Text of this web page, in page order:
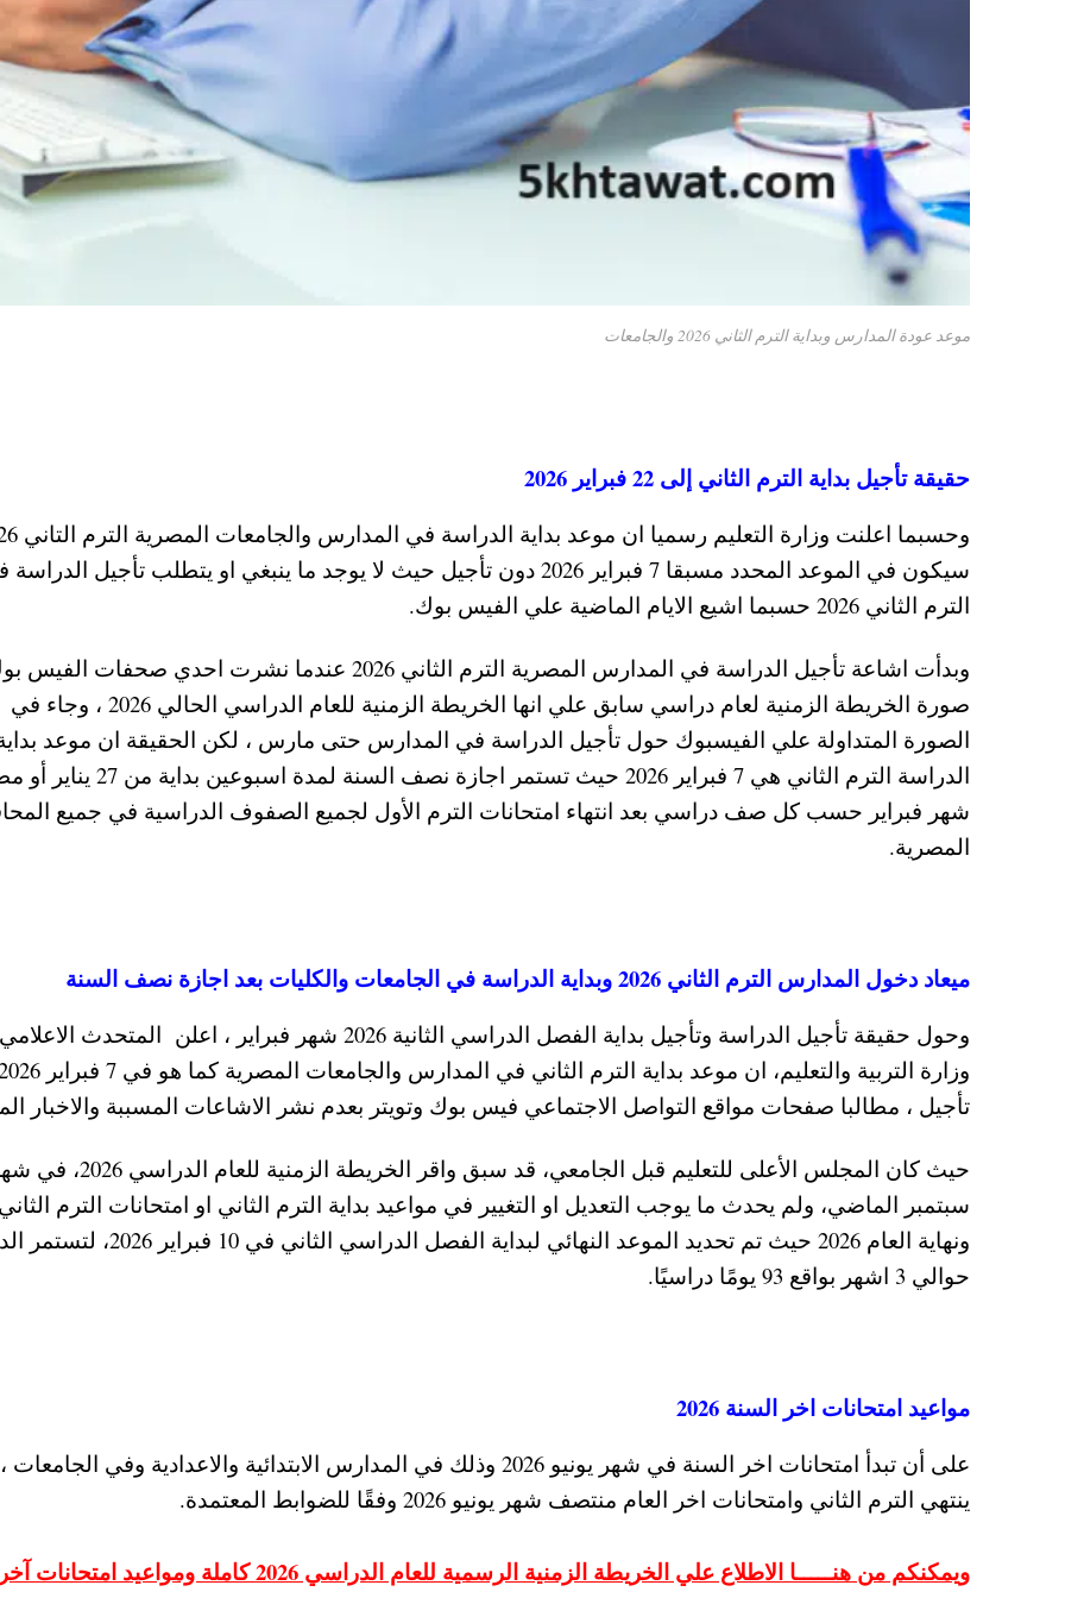
موعد عودة المدارس وبداية الترم الثاني 2026 والجامعات
حقيقة تأجيل بداية الترم الثاني إلى 22 فبراير 2026
سيكون في الموعد المحدد مسبقا 7 فبراير 2026 دون تأجيل حيث لا يوجد ما ينبغي او يتطلب تأجيل
الترم الثاني 2026 حسبما اشيع الايام الماضية علي الفيس بوك.
وبدأت اشاعة تأجيل الدراسة في المدارس المصرية الترم الثاني 2026 عندما نشرت احدي صحفات
صورة الخريطة الزمنية لعام دراسي سابق علي انها الخريطة الزمنية للعام الدراسي الحالي 2026 ، وجاء في
الصورة المتداولة علي الفيسبوك حول تأجيل الدراسة في المدارس حتى مارس ، لكن الحقيقة ان موعد
الدراسة الترم الثاني هي 7 فبراير 2026 حيث تستمر اجازة نصف السنة لمدة
شهر فبراير حسب كل صف دراسي بعد انتهاء امتحانات الترم الأول لجميع الصفوف الدراسية في جميع
المصرية.
ميعاد دخول المدارس الترم الثاني 2026 وبداية الدراسة في الجامعات والكليات بعد اجازة نصف السنة
وحول حقيقة تأجيل الدراسة وتأجيل بداية الفصل الدراسي الثانية 2026 شهر فبراير ، اعلن
تأجيل ، مطالبا صفحات مواقع التواصل الاجتماعي فيس بوك وتويتر بعدم نشر الاشاعات المسببة والاخبار
حيث كان المجلس الأعلى للتعليم قبل الجامعي، قد سبق واقر الخريطة الزمنية للعام
سبتمبر الماضي، ولم يحدث ما يوجب التعديل او التغيير في مواعيد بداية الترم الثاني او امتحانات الترم
ونهاية العام 2026 حيث تم تحديد الموعد النهائي لبداية الفصل الدراسي
حوالي 3 اشهر بواقع 93 يومًا دراسيًا.
مواعيد امتحانات اخر السنة 2026
على أن تبدأ امتحانات اخر السنة في شهر يونيو 2026 وذلك في المدارس الابتدائية والاعدادية وفي
ينتهي الترم الثاني وامتحانات اخر العام منتصف شهر يونيو 2026 وفقًا للضوابط المعتمدة.
ويمكنكم من هنـــــا الاطلاع علي الخريطة الزمنية الرسمية للعام الدراسي 2026 كاملة